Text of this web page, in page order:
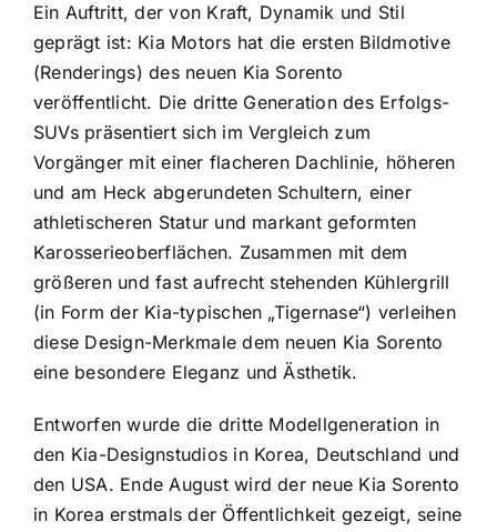
Ein Auftritt, der von Kraft, Dynamik und Stil
geprägt ist: Kia Motors hat die ersten Bildmotive
(Renderings) des neuen Kia Sorento
veröffentlicht. Die dritte Generation des Erfolgs-
SUVs präsentiert sich im Vergleich zum
Vorgänger mit einer flacheren Dachlinie, höheren
und am Heck abgerundeten Schultern, einer
athletischeren Statur und markant geformten
Karosserieoberflächen. Zusammen mit dem
größeren und fast aufrecht stehenden Kühlergrill
(in Form der Kia-typischen „Tigernase“) verleihen
diese Design-Merkmale dem neuen Kia Sorento
eine besondere Eleganz und Ästhetik.
Entworfen wurde die dritte Modellgeneration in
den Kia-Designstudios in Korea, Deutschland und
den USA. Ende August wird der neue Kia Sorento
in Korea erstmals der Öffentlichkeit gezeigt, seine